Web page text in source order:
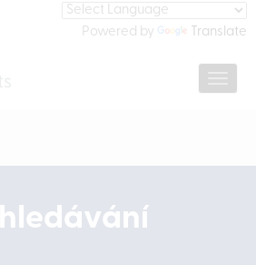
Powered by Translate